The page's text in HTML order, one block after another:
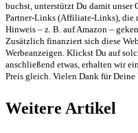
buchst, unterstützt Du damit unser
Partner-Links (Affiliate-Links), die
Hinweis – z. B. auf Amazon –
Zusätzlich finanziert sich diese
Werbeanzeigen. Klickst Du auf
anschließend etwas, erhalten wir
Preis gleich. Vielen Dank für Deine
Weitere Artikel